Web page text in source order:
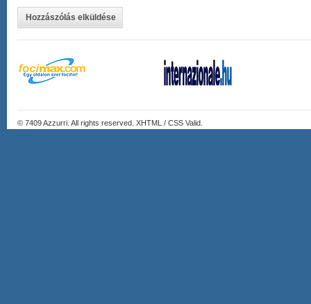
Hozzászólás elküldése
© 7409Azzurri . All rights reserved. XHTML / CSS Valid.